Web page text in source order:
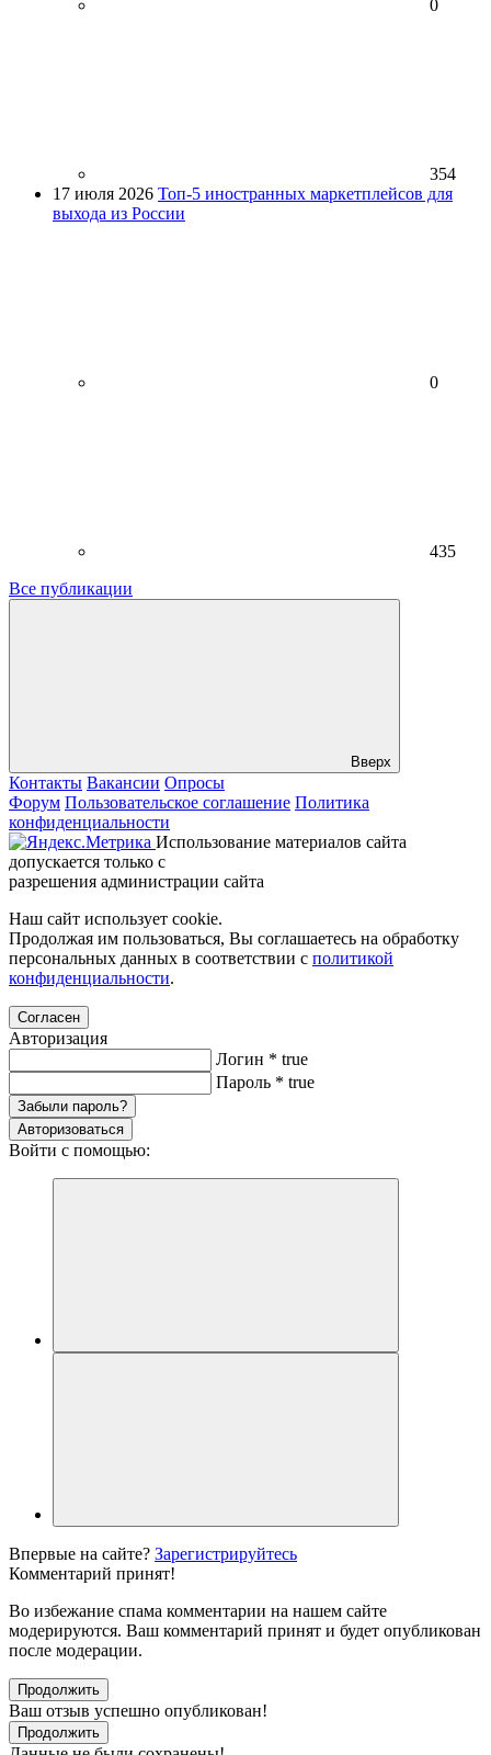
0
354
17 июля 2026 Топ-5 иностранных маркетплейсов для
выхода из России
0
435
Все публикации
Вверх
Контакты Вакансии Опросы
Форум Пользовательское соглашение Политика
конфиденциальности
Использование материалов сайта
допускается только с
разрешения администрации сайта
Наш сайт использует cookie.
Продолжая им пользоваться, Вы соглашаетесь на обработку
персональных данных в соответствии с политикой
конфиденциальности.
Согласен
Авторизация
Логин * true
Пароль * true
Забыли пароль?
Авторизоваться
Войти с помощью:
Впервые на сайте? Зарегистрируйтесь
Комментарий принят!
Во избежание спама комментарии на нашем сайте
модерируются. Ваш комментарий принят и будет опубликован
после модерации.
Продолжить
Ваш отзыв успешно опубликован!
Продолжить